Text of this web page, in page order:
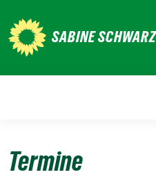
zum
Inhalt
SABINE
Termine